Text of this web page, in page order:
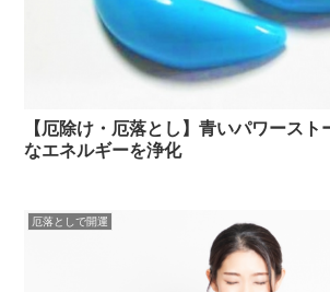
【厄除け・厄落とし】青いパワース
なエネルギーを浄化
厄落としで開運